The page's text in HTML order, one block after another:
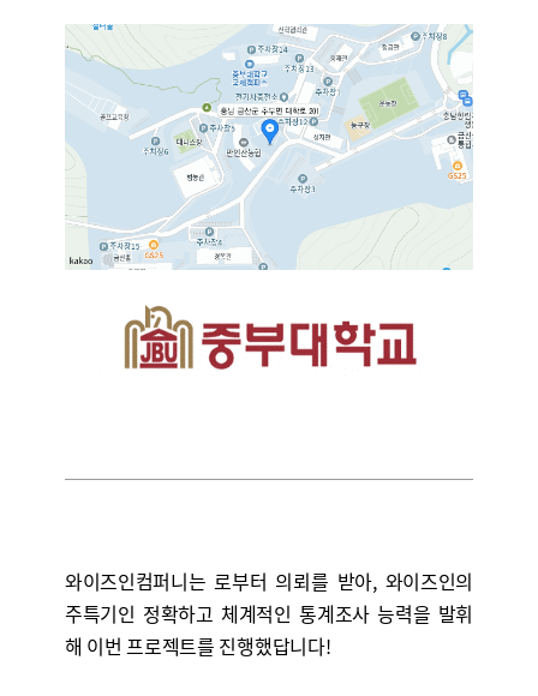
와이즈인컴퍼니는로부터 의뢰를 받아, 와이즈인의
주특기인 정확하고 체계적인 통계조사 능력을 발휘
해 이번 프로젝트를 진행했답니다!